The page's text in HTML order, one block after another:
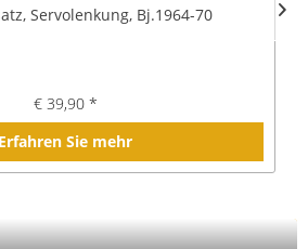
Servolenkung, Bj.1964-70
€ 39,90 *
Erfahren Sie mehr